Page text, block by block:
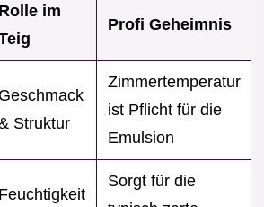
Rolle im
Profi Geheimnis
Geschmack
Struktur
Zimmertemperatur
ist Pflicht für die
Emulsion
Feuchtigkeit
Sorgt für die